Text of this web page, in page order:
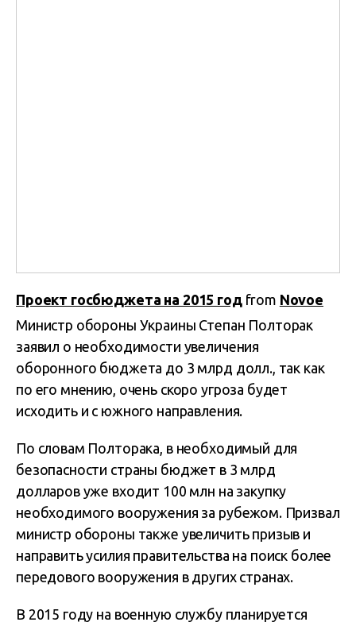
Проект госбюджета на 2015 год from Novoe
Министр обороны Украины Степан Полторак
заявил о необходимости увеличения
оборонного бюджета до 3 млрд долл., так как
по его мнению, очень скоро угроза будет
исходить и с южного направления.
По словам Полторака, в необходимый для
безопасности страны бюджет в 3 млрд
долларов уже входит 100 млн на закупку
необходимого вооружения за рубежом. Призвал
министр обороны также увеличить призыв и
направить усилия правительства на поиск более
передового вооружения в других странах.
В 2015 году на военную службу планируется